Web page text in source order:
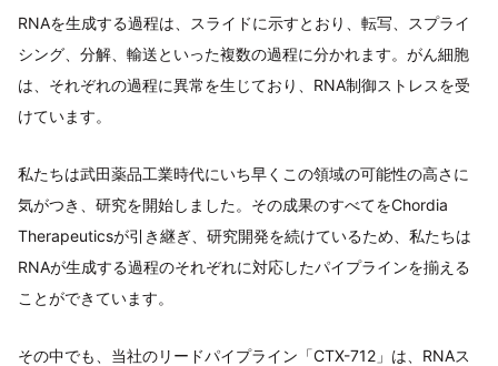
RNAを生成する過程は、スライドに示すとおり、転写、スプライ
シング、分解、輸送といった複数の過程に分かれます。がん細胞
は、それぞれの過程に異常を生じており、RNA制御ストレスを受
けています。
私たちは武田薬品工業時代にいち早くこの領域の可能性の高さに
気がつき、研究を開始しました。その成果のすべてをChordia
Therapeuticsが引き継ぎ、研究開発を続けているため、私たちは
RNAが生成する過程のそれぞれに対応したパイプラインを揃える
ことができています。
その中でも、当社のリードパイプライン「CTX-712」は、RNAス